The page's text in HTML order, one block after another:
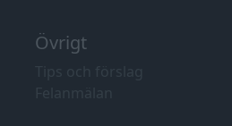
Tips och förslag